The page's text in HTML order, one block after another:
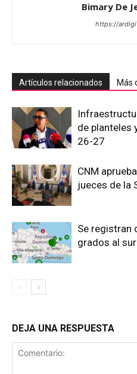
Bimary De
https://
Artículos relacionados Más
de planteles
26-27
CNM
jueces de la
Se registran
grados al
DEJA UNA RESPUESTA